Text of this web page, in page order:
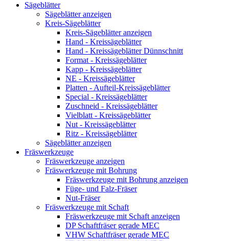
Sägeblätter
Sägeblätter anzeigen
Kreis-Sägeblätter
Kreis-Sägeblätter anzeigen
Hand - Kreissägeblätter
Hand - Kreissägeblätter Dünnschnitt
Format - Kreissägeblätter
Kapp - Kreissägeblätter
NE - Kreissägeblätter
Platten - Aufteil-Kreissägeblätter
Special - Kreissägeblätter
Zuschneid - Kreissägeblätter
Vielblatt - Kreissägeblätter
Nut - Kreissägeblätter
Ritz - Kreissägeblätter
Sägeblätter anzeigen
Fräswerkzeuge
Fräswerkzeuge anzeigen
Fräswerkzeuge mit Bohrung
Fräswerkzeuge mit Bohrung anzeigen
Füge- und Falz-Fräser
Nut-Fräser
Fräswerkzeuge mit Schaft
Fräswerkzeuge mit Schaft anzeigen
DP Schaftfräser gerade MEC
VHW Schaftfräser gerade MEC